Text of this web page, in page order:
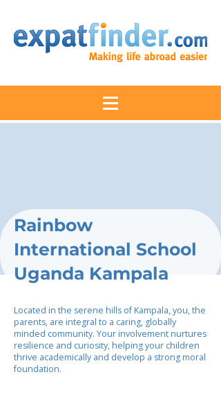
Rainbow
International School
Uganda Kampala
Located in the serene hills of Kampala, you, the
parents, are integral to a caring, globally
minded community. Your involvement nurtures
resilience and curiosity, helping your children
thrive academically and develop a strong moral
foundation.